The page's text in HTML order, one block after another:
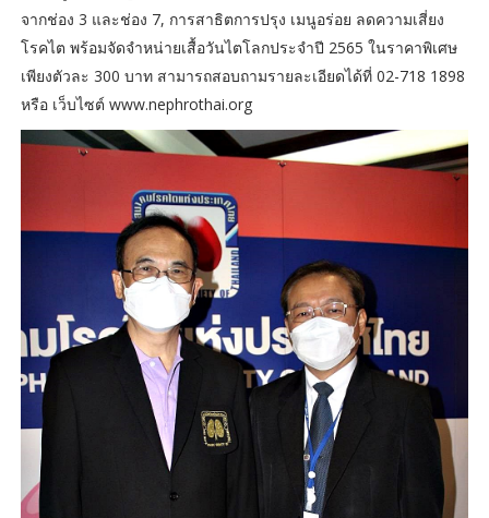
จากช่อง 3 และช่อง 7, การสาธิตการปรุง เมนูอร่อย ลดความเสี่ยง
โรคไต พร้อมจัดจำหน่ายเสื้อวันไตโลกประจำปี 2565 ในราคาพิเศษ
เพียงตัวละ 300 บาท สามารถสอบถามรายละเอียดได้ที่ 02-718 1898
หรือ เว็บไซต์ www.nephrothai.org